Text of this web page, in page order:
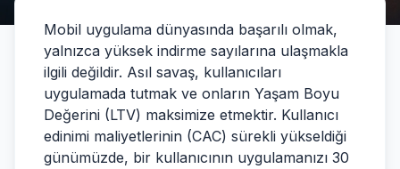
Mobil uygulama dünyasında başarılı olmak,
yalnızca yüksek indirme sayılarına ulaşmakla
ilgili değildir. Asıl savaş, kullanıcıları
uygulamada tutmak ve onların Yaşam Boyu
Değerini (LTV) maksimize etmektir. Kullanıcı
edinimi maliyetlerinin (CAC) sürekli yükseldiği
günümüzde, bir kullanıcının uygulamanızı 30